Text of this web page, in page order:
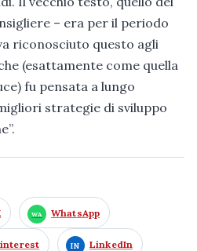
– era per il periodo
riconosciuto questo agli
(esattamente come quella
fu pensata a lungo
strategie di sviluppo
WhatsApp
LinkedIn